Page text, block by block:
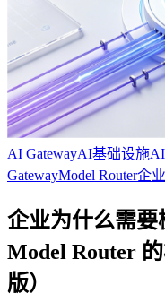
AI GatewayAI基础设施
GatewayModel Router企
企业为什么需
Model Router
版）